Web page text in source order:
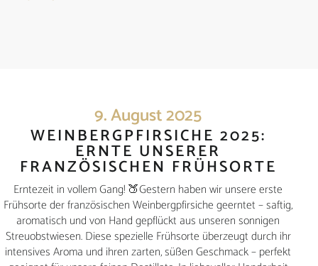
9. August 2025
WEINBERGPFIRSICHE 2025:
ERNTE UNSERER
FRANZÖSISCHEN FRÜHSORTE
Erntezeit in vollem Gang! 🍑Gestern haben wir unsere erste
Frühsorte der französischen Weinbergpfirsiche geerntet – saftig,
aromatisch und von Hand gepflückt aus unseren sonnigen
Streuobstwiesen. Diese spezielle Frühsorte überzeugt durch ihr
intensives Aroma und ihren zarten, süßen Geschmack – perfekt